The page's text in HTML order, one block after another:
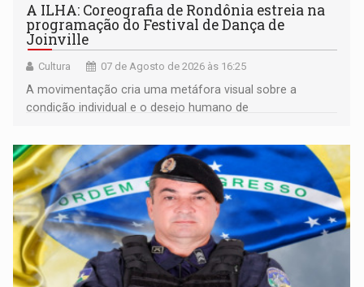
A ILHA: Coreografia de Rondônia estreia na
programação do Festival de Dança de
Joinville
Cultura 07 de Agosto de 2026 às 16:25
A movimentação cria uma metáfora visual sobre a
condição individual e o desejo humano de